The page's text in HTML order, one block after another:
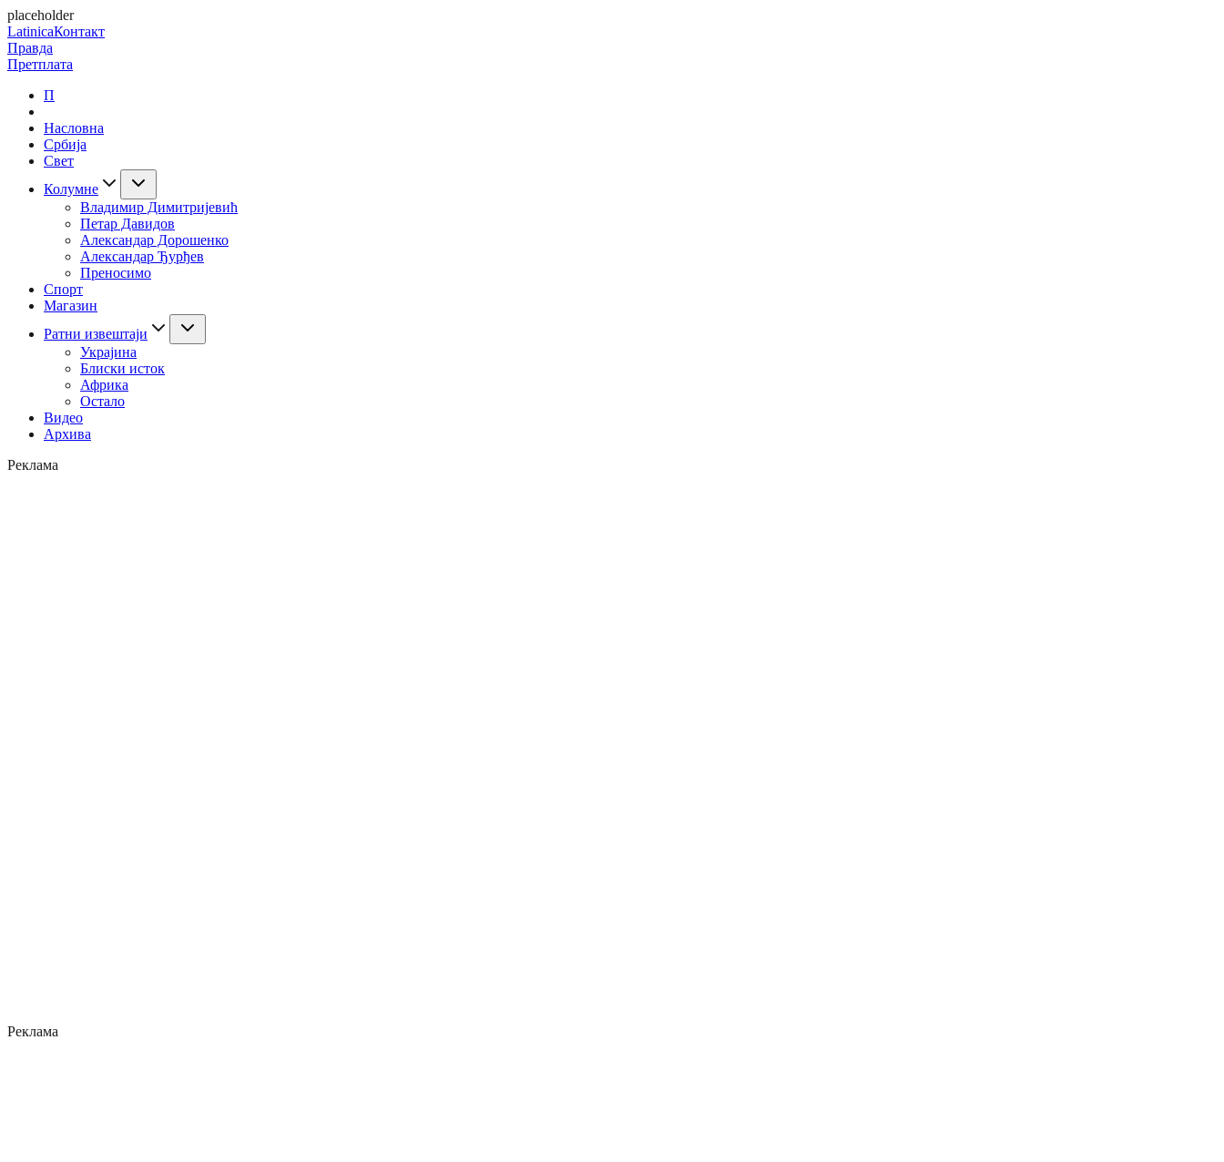
placeholder
LatinicaКонтакт
Правда
Претплата
П
Насловна
Србија
Свет
Колумне
Владимир Димитријевић
Петар Давидов
Александар Дорошенко
Александар Ђурђев
Преносимо
Спорт
Магазин
Ратни извештаји
Украјина
Блиски исток
Африка
Остало
Видео
Архива
Реклама
Реклама